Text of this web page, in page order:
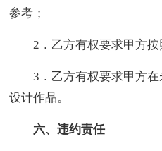
参考；
2．乙方有权要求甲方
3．乙方有权要求甲方
设计作品。
六、违约责任